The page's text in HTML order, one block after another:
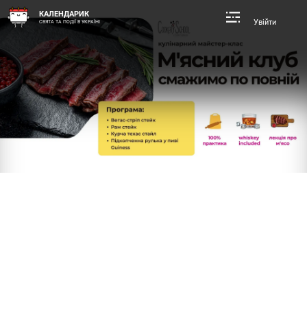
КАЛЕНДАРИК
СВЯТА ТА ПОДІЇ В УКРАЇНІ Увійти